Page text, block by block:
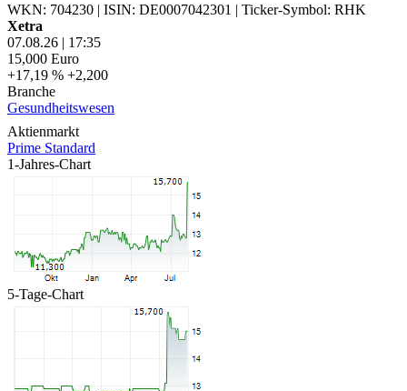
WKN: 704230 | ISIN: DE0007042301 | Ticker-Symbol: RHK
Xetra
07.08.26 | 17:35
15,000 Euro
+17,19 % +2,200
Branche
Gesundheitswesen
Aktienmarkt
Prime Standard
1-Jahres-Chart
5-Tage-Chart